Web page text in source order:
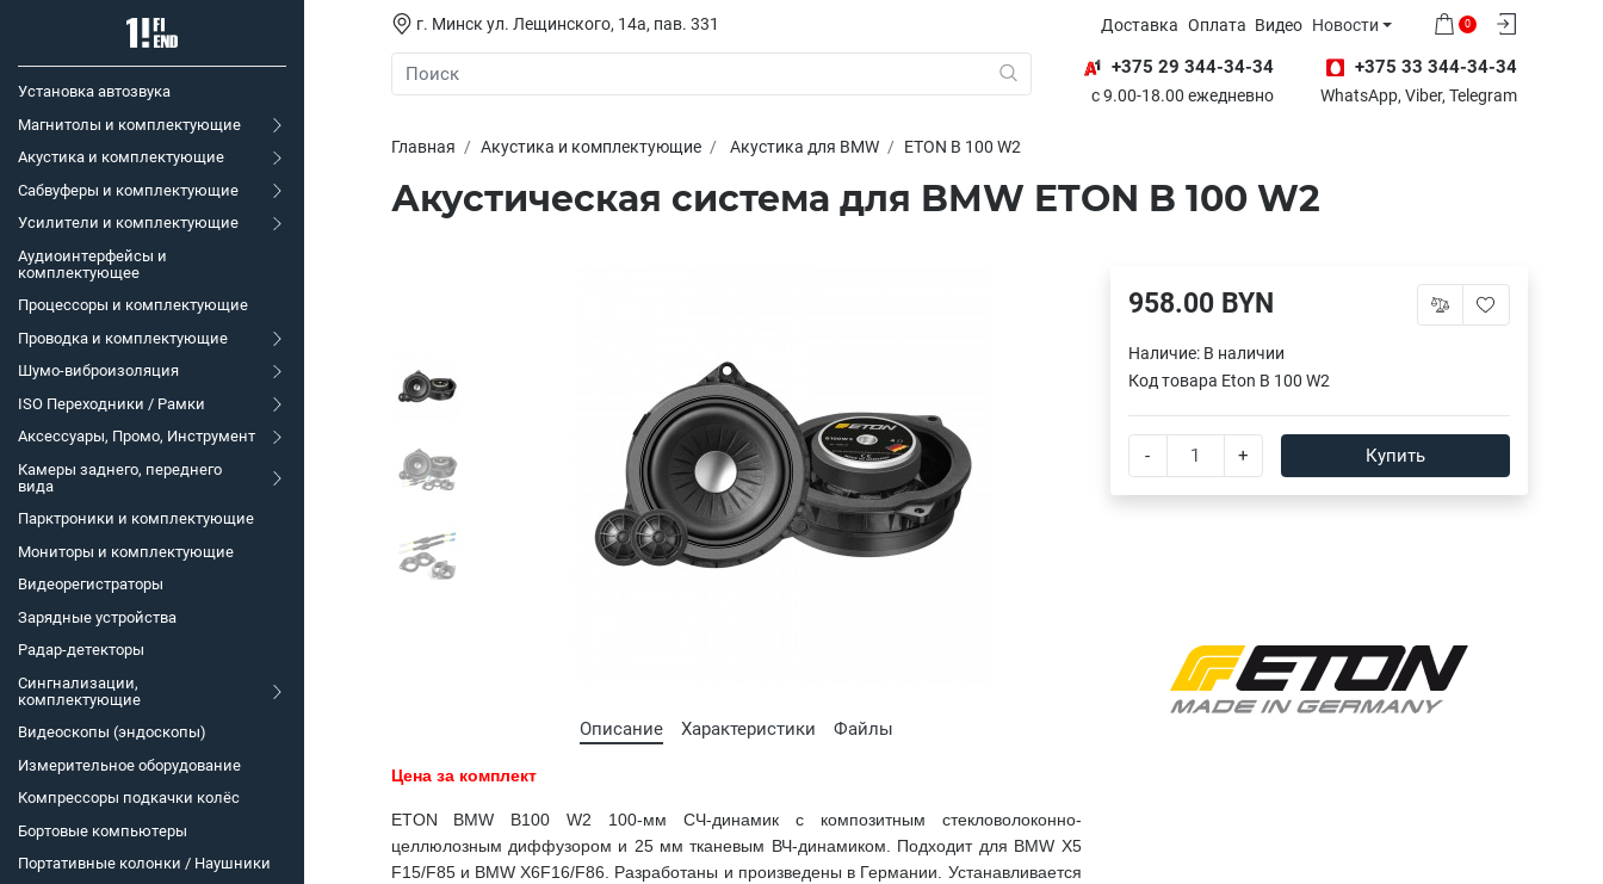
Установка автозвука
Магнитолы и комплектующие
Акустика и комплектующие
Сабвуферы и комплектующие
Усилители и комплектующие
Аудиоинтерфейсы и
комплектующее
Процессоры и комплектующие
Проводка и комплектующие
Шумо-виброизоляция
ISO Переходники / Рамки
Аксессуары, Промо, Инструмент
Камеры заднего, переднего
вида
Парктроники и комплектующие
Мониторы и комплектующие
Видеорегистраторы
Зарядные устройства
Радар-детекторы
Сингнализации,
комплектующие
Видеоскопы (эндоскопы)
Измерительное оборудование
Компрессоры подкачки колёс
Бортовые компьютеры
Портативные колонки / Наушники
Доставка Оплата Видео Новости
г. Минск ул. Лещинского, 14а, пав. 331
+375 29 344-34-34
с 9.00-18.00 ежедневно
0
+375 33 344-34-34
WhatsApp, Viber, Telegram
Главная Акустика и комплектующие Акустика для BMW ETON B 100 W2
Акустическая система для BMW ETON B 100 W2
Описание Характеристики Файлы
Цена за комплект
ETON BMW B100 W2 100-мм СЧ-динамик с композитным стекловолоконно-
целлюлозным диффузором и 25 мм тканевым ВЧ-динамиком. Подходит для BMW X5
F15/F85 и BMW X6F16/F86. Разработаны и произведены в Германии. Устанавливается
958.00 BYN
Наличие: В наличии
Код товара Eton B 100 W2
- + Купить